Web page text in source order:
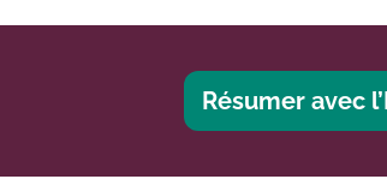
Résumer avec